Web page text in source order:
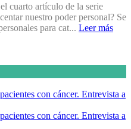
cuarto artículo de la serie
nuestro poder personal? Se
para cat... Leer más